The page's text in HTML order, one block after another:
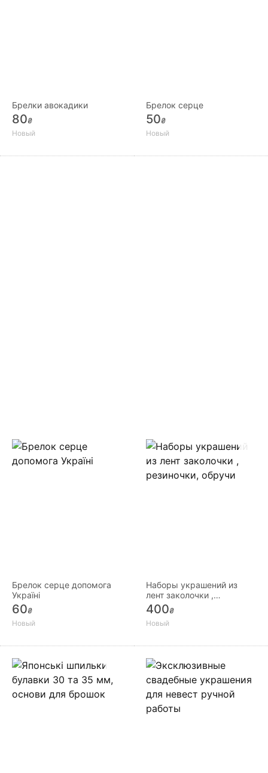
Брелки авокадики
80₴
Новый
Брелок серце
50₴
Новый
Брелок серце допомога
Україні
60₴
Новый
Наборы украшений из
лент заколочки ,
резиночки, обручи
400₴
Новый